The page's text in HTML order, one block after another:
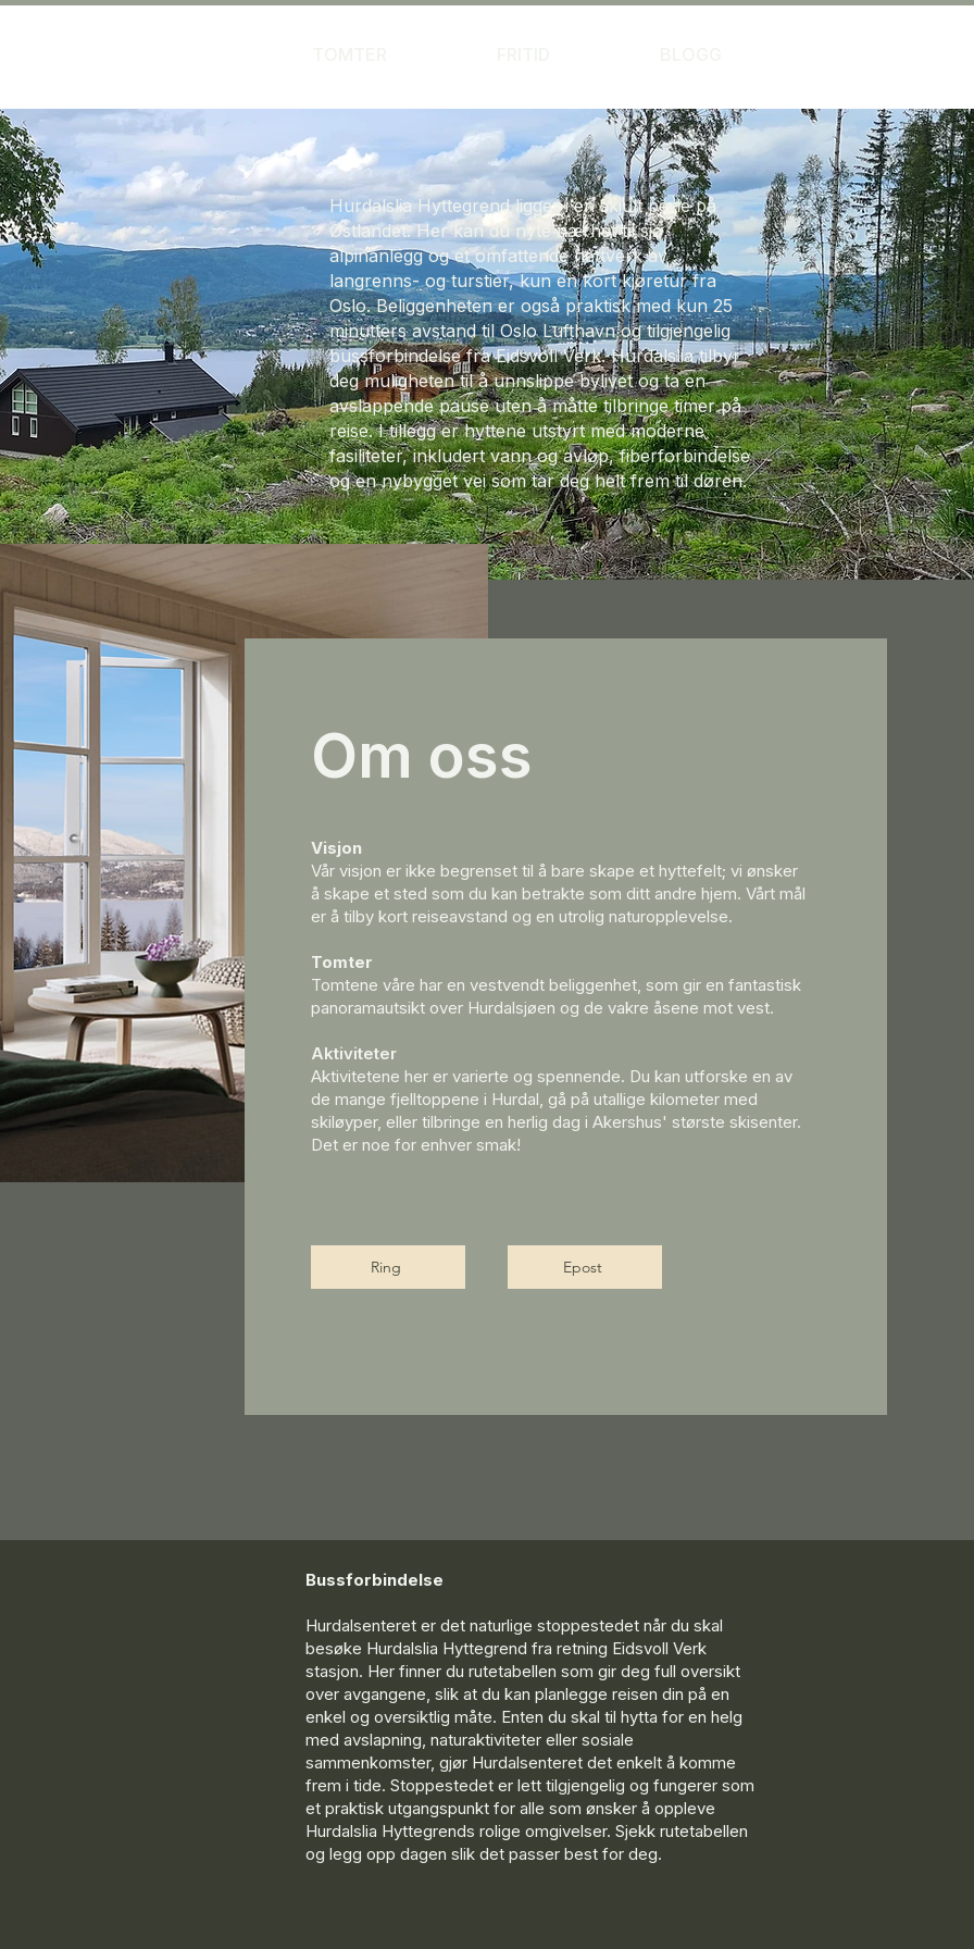
Hurdalslia Hyttegrend ligger i en skjult perle på
Østlandet. Her kan du nyte nærhet til sjø,
alpinanlegg og et omfattende nettverk av
langrenns- og turstier, kun en kort kjøretur fra
Oslo. Beliggenheten er også praktisk med kun 25
minutters avstand til Oslo Lufthavn og tilgjengelig
bussforbindelse fra Eidsvoll Verk. Hurdalslia tilbyr
deg muligheten til å unnslippe bylivet og ta en
avslappende pause uten å måtte tilbringe timer på
reise. I tillegg er hyttene utstyrt med moderne
fasiliteter, inkludert vann og avløp, fiberforbindelse
og en nybygget vei som tar deg helt frem til døren.
Om oss
Visjon
Vår visjon er ikke begrenset til å bare skape et hyttefelt; vi ønsker
å skape et sted som du kan betrakte som ditt andre hjem. Vårt mål
er å tilby kort reiseavstand og en utrolig naturopplevelse.
Tomter
Tomtene våre har en vestvendt beliggenhet, som gir en fantastisk
panoramautsikt over Hurdalsjøen og de vakre åsene mot vest.
Aktiviteter
Aktivitetene her er varierte og spennende. Du kan utforske en av
de mange fjelltoppene i Hurdal, gå på utallige kilometer med
skiløyper, eller tilbringe en herlig dag i Akershus' største skisenter.
Det er noe for enhver smak!
Ring Epost
Bussforbindelse
Hurdalsenteret er det naturlige stoppestedet når du skal
besøke Hurdalslia Hyttegrend fra retning Eidsvoll Verk
stasjon. Her finner du rutetabellen som gir deg full oversikt
over avgangene, slik at du kan planlegge reisen din på en
enkel og oversiktlig måte. Enten du skal til hytta for en helg
med avslapning, naturaktiviteter eller sosiale
sammenkomster, gjør Hurdalsenteret det enkelt å komme
frem i tide. Stoppestedet er lett tilgjengelig og fungerer som
et praktisk utgangspunkt for alle som ønsker å oppleve
Hurdalslia Hyttegrends rolige omgivelser. Sjekk rutetabellen
og legg opp dagen slik det passer best for deg.